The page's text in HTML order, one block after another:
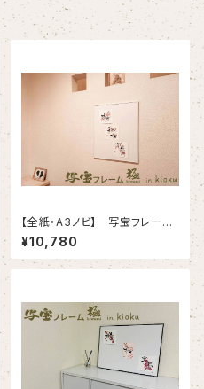
【全紙・A3ノビ】 写宝フレーム
極 ( kiwami) in kioku-（ 大 /
ホワイト ）
¥10,780